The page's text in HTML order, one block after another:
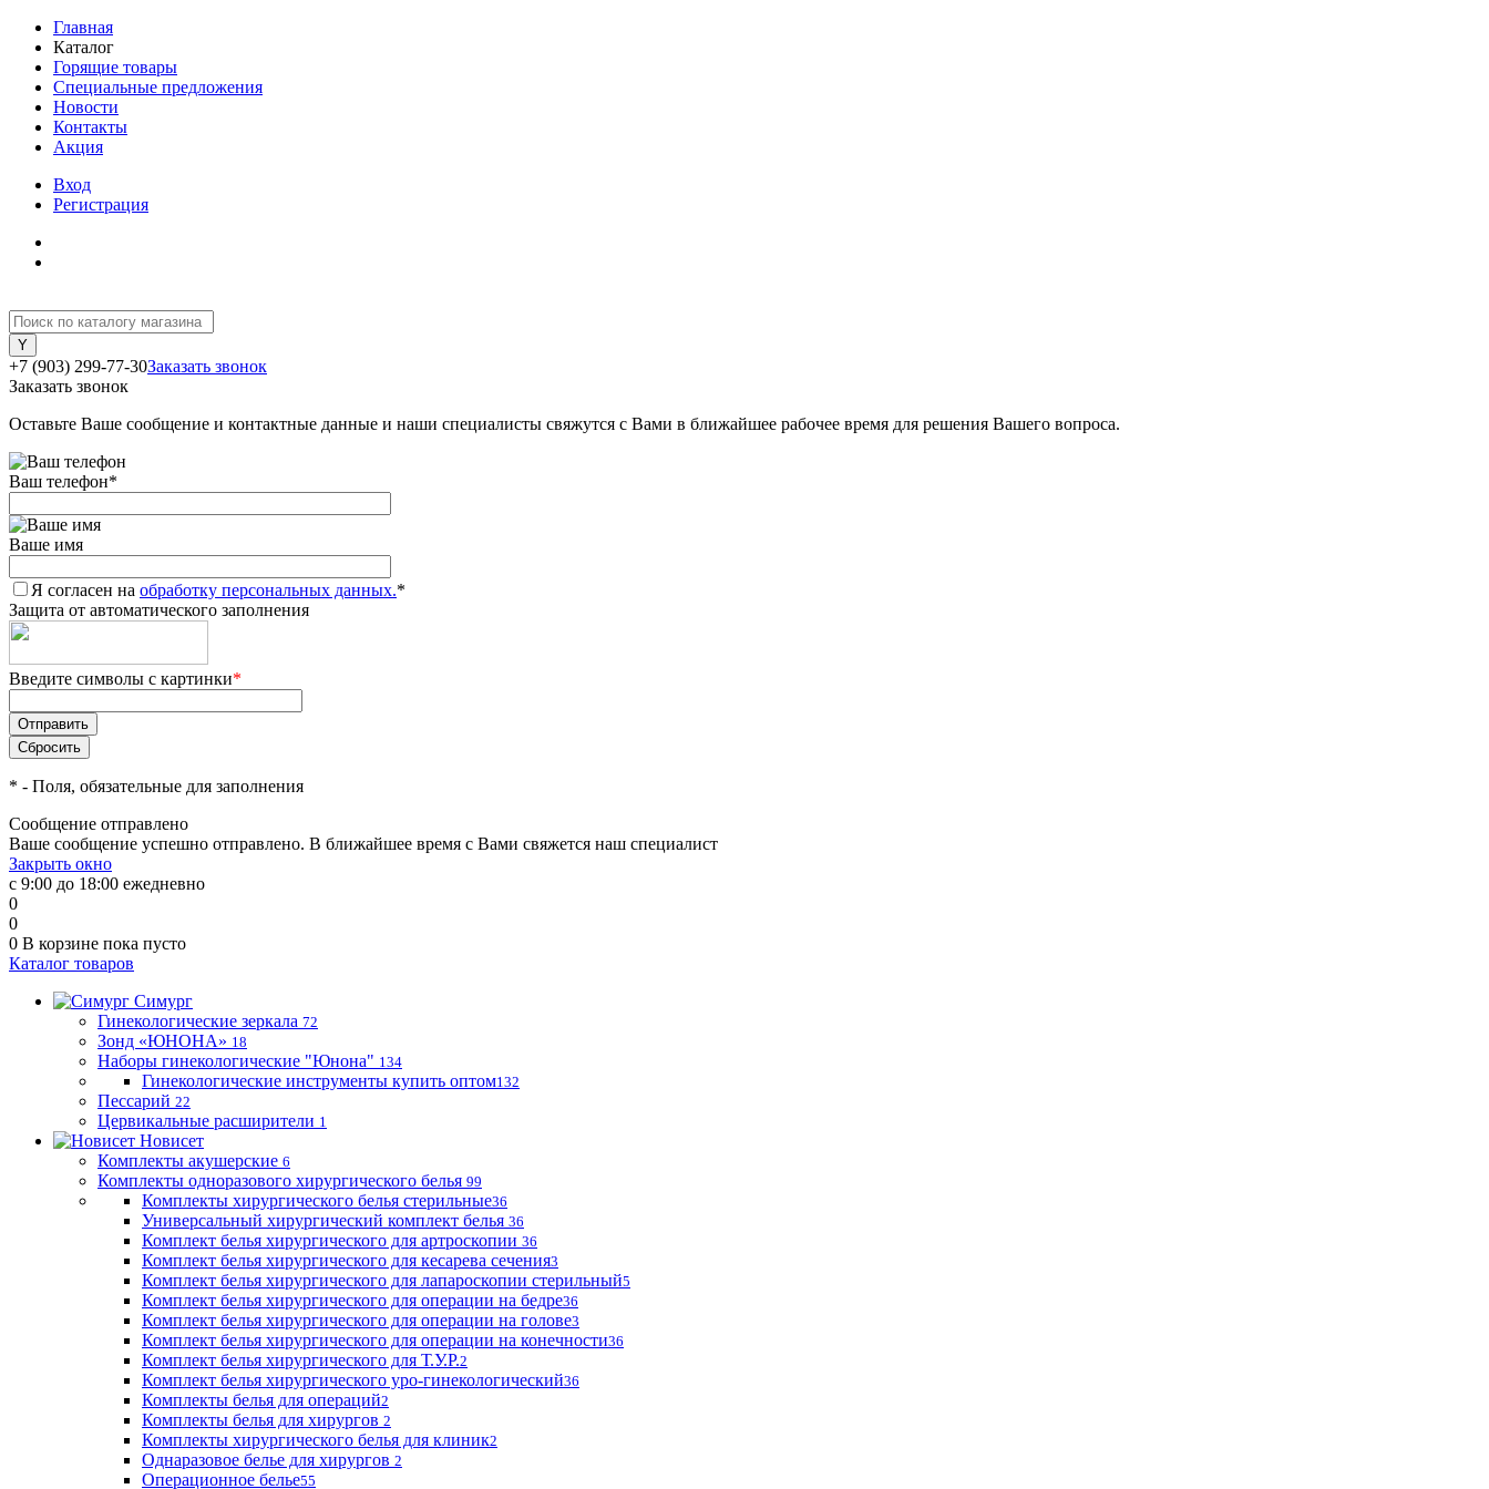
Главная
Каталог
Горящие товары
Специальные предложения
Новости
Контакты
Акция
Вход
Регистрация
+7 (903) 299-77-30Заказать звонок
Заказать звонок
Оставьте Ваше сообщение и контактные данные и наши специалисты свяжутся с Вами в ближайшее рабочее время для решения Вашего вопроса.
Ваш телефон*
Ваше имя
Я согласен на обработку персональных данных.*
Защита от автоматического заполнения
Введите символы с картинки*
* - Поля, обязательные для заполнения
Сообщение отправлено
Ваше сообщение успешно отправлено. В ближайшее время с Вами свяжется наш специалист
Закрыть окно
с 9:00 до 18:00 ежедневно
0
0
0 В корзине пока пусто
Каталог товаров
Симург
Гинекологические зеркала 72
Зонд «ЮНОНА» 18
Наборы гинекологические "Юнона" 134
Гинекологические инструменты купить оптом132
Пессарий 22
Цервикальные расширители 1
Новисет
Комплекты акушерские 6
Комплекты одноразового хирургического белья 99
Комплекты хирургического белья стерильные36
Универсальный хирургический комплект белья 36
Комплект белья хирургического для артроскопии 36
Комплект белья хирургического для кесарева сечения3
Комплект белья хирургического для лапароскопии стерильный5
Комплект белья хирургического для операции на бедре36
Комплект белья хирургического для операции на голове3
Комплект белья хирургического для операции на конечности36
Комплект белья хирургического для Т.У.Р.2
Комплект белья хирургического уро-гинекологический36
Комплекты белья для операций2
Комплекты белья для хирургов 2
Комплекты хирургического белья для клиник2
Однаразовое белье для хирургов 2
Операционное белье55